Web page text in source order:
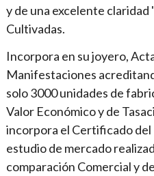
y de una excelente
Cultivadas.
Incorpora en su joyero,
Manifestaciones
solo 3000 unidades de
Valor Económico y de
incorpora el Certificado
estudio de mercado
comparación Comercial y